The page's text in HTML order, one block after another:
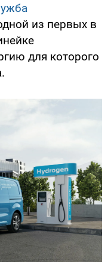
из первых в
для которого